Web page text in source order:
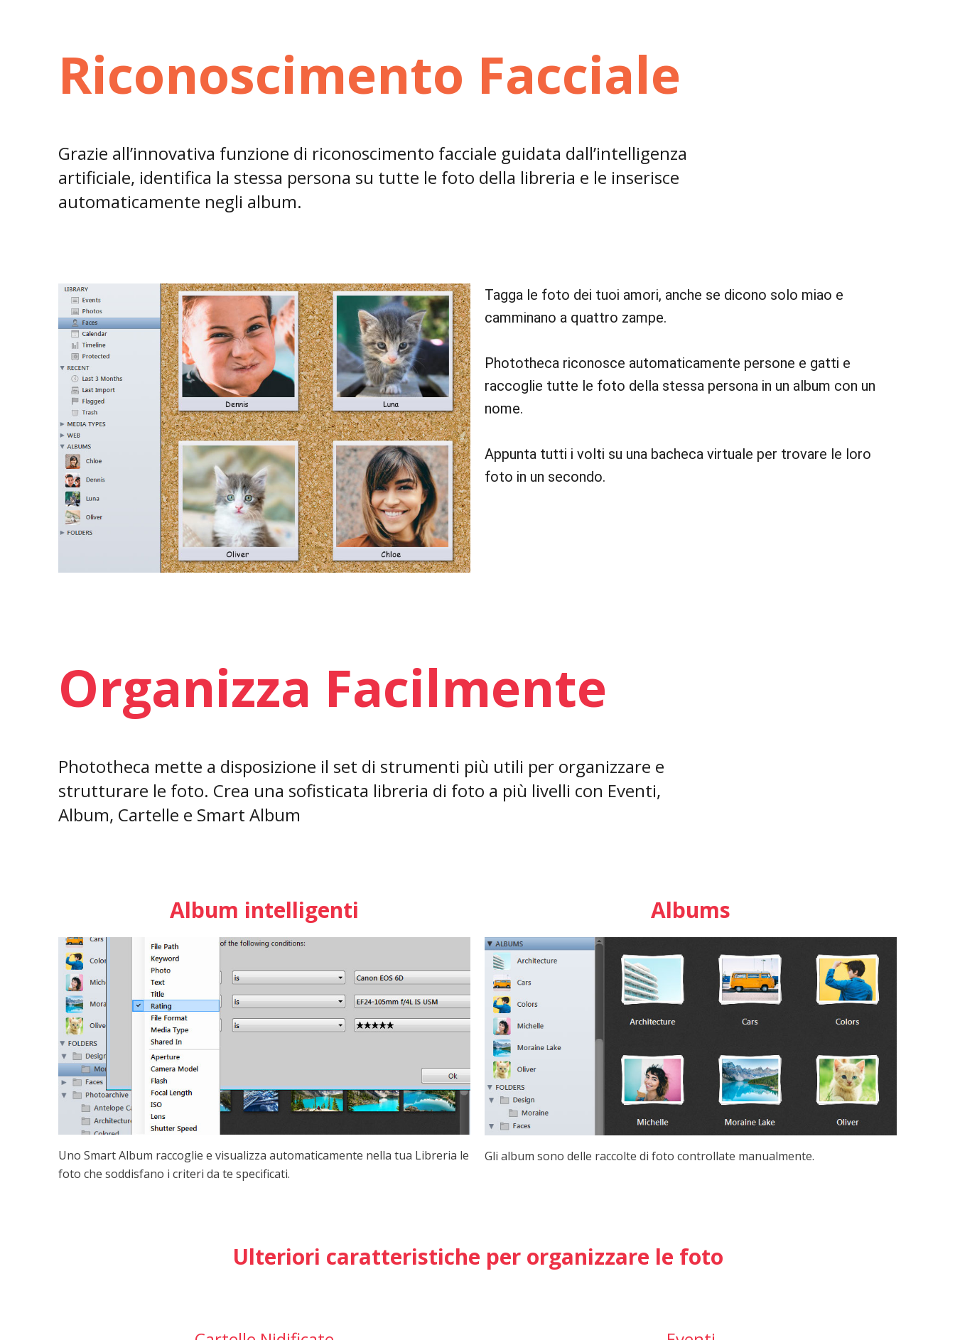
Riconoscimento Facciale
Grazie all’innovativa funzione di riconoscimento facciale guidata dall’intelligenza
artificiale, identifica la stessa persona su tutte le foto della libreria e le inserisce
automaticamente negli album.
Tagga le foto dei tuoi amori, anche se dicono solo miao e
camminano a quattro zampe.
Phototheca riconosce automaticamente persone e gatti e
raccoglie tutte le foto della stessa persona in un album con un
nome.
Appunta tutti i volti su una bacheca virtuale per trovare le loro
foto in un secondo.
Organizza Facilmente
Phototheca mette a disposizione il set di strumenti più utili per organizzare e
strutturare le foto. Crea una sofisticata libreria di foto a più livelli con Eventi,
Album, Cartelle e Smart Album
Album intelligenti
Uno Smart Album raccoglie e visualizza automaticamente nella tua Libreria le
foto che soddisfano i criteri da te specificati.
Albums
Gli album sono delle raccolte di foto controllate manualmente.
Ulteriori caratteristiche per organizzare le foto